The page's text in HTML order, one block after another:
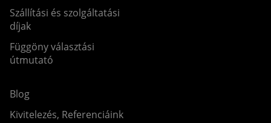
Szállítási és szolgáltatási
díjak
Függöny választási
útmutató
Blog
Kivitelezés, Referenciáink